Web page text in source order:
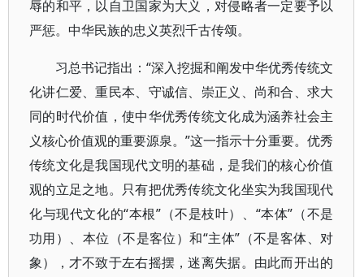
辱的和平，以自卫国家为大义，对侵略者一定要予以
严惩。中华民族的忠义英烈千古传颂。
习总书记指出：“深入挖掘和阐发中华优秀传统文
化讲仁爱、重民本、守诚信、崇正义、尚和合、求大
同的时代价值，使中华优秀传统文化成为涵养社会主
义核心价值观的重要源泉。”这一指示十分重要。优秀
传统文化是我国现代文明的基础，是我们的核心价值
观的立足之地。只有把优秀传统文化坐实为我国现代
化与现代文化的“本根”（不是枝叶）、“本体”（不是
功用）、本位（不是客位）和“主体”（不是客体、对
象），才不致于左右摇摆，迷离失据。由此而开出的